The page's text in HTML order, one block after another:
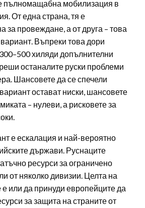
пълномащабна мобилизация в
От една страна, тя е
за провеждане, а от друга – това
Въпреки това дори
хиляди допълнителни
останалите руски проблеми
Шансовете да се спечели
остават ниски, шансовете
– нулеви, а рисковете за
е ескалация и най-вероятно
държави. Руснаците
ресурси за ограничено
от няколко дивизии. Целта на
е или да принуди европейците да
за защита на страните от